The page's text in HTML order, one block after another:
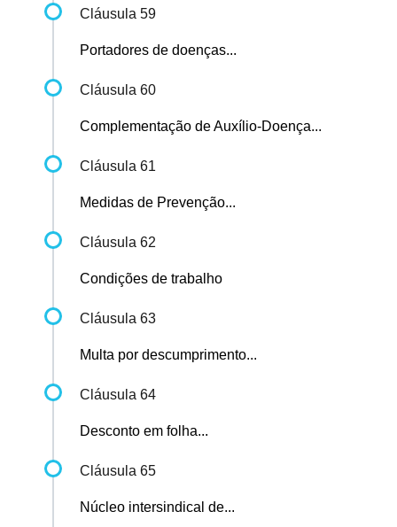
Cláusula 59
Portadores de doenças...
Cláusula 60
Complementação de Auxílio-Doença...
Cláusula 61
Medidas de Prevenção...
Cláusula 62
Condições de trabalho
Cláusula 63
Multa por descumprimento...
Cláusula 64
Desconto em folha...
Cláusula 65
Núcleo intersindical de...